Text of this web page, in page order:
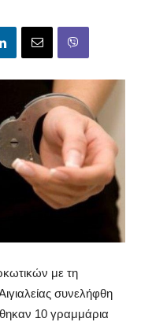
με τη
συνελήφθη
10 γραμμάρια